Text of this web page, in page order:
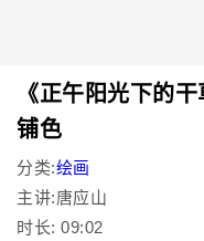
《正午阳光下的
铺色
分类:绘画
主讲:唐应山
时长: 09:02